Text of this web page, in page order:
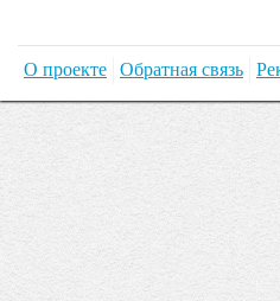
О проекте Обратная связь